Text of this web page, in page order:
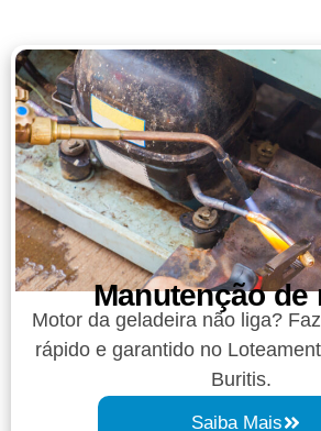
Manutenção de
Motor da geladeira não liga?
rápido e garantido no
Buritis.
Saiba Mais